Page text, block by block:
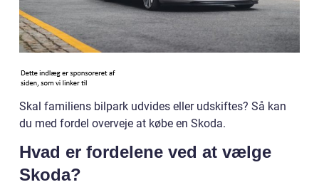
Skal familiens bilpark udvides eller udskiftes? Så kan
du med fordel overveje at købe en Skoda.
Hvad er fordelene ved at vælge
Skoda?